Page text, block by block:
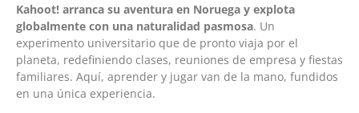
Kahoot! arranca su aventura en Noruega y explota
globalmente con una naturalidad pasmosa. Un
experimento universitario que de pronto viaja por el
planeta, redefiniendo clases, reuniones de empresa y fiestas
familiares. Aquí, aprender y jugar van de la mano, fundidos
en una única experiencia.